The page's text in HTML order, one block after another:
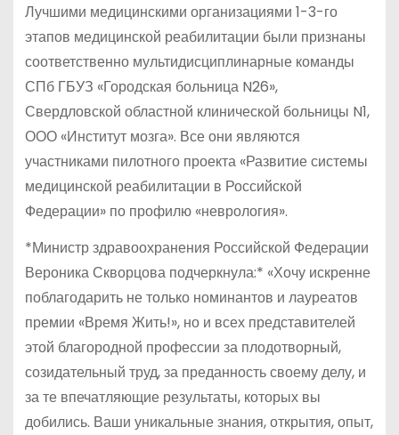
Лучшими медицинскими организациями 1-3-го
этапов медицинской реабилитации были признаны
соответственно мультидисциплинарные команды
СПб ГБУЗ «Городская больница N26»,
Свердловской областной клинической больницы N1,
ООО «Институт мозга». Все они являются
участниками пилотного проекта «Развитие системы
медицинской реабилитации в Российской
Федерации» по профилю «неврология».
*Министр здравоохранения Российской Федерации
Вероника Скворцова подчеркнула:* «Хочу искренне
поблагодарить не только номинантов и лауреатов
премии «Время Жить!», но и всех представителей
этой благородной профессии за плодотворный,
созидательный труд, за преданность своему делу, и
за те впечатляющие результаты, которых вы
добились. Ваши уникальные знания, открытия, опыт,